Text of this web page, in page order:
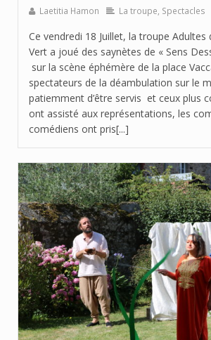
Laetitia Hamon La troupe Spectacles
Ce vendredi 18 Juillet, la troupe Adultes
Vert a joué des saynètes de « Sens
sur la scène éphémère de la place
spectateurs de la déambulation sur le
patiemment d’être servis et ceux plus
ont assisté aux représentations, les
comédiens ont pris[...]